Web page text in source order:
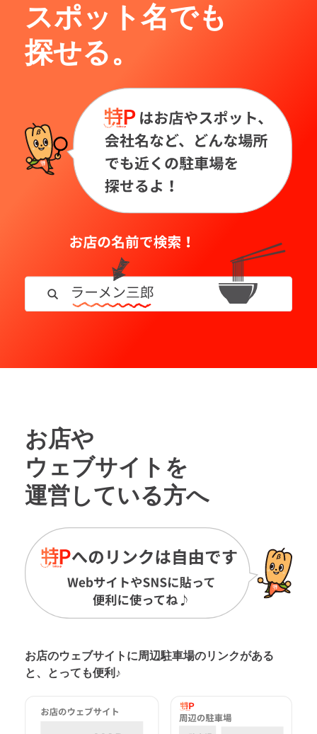
スポット名でも
探せる。
お店や
ウェブサイトを
運営している方へ
お店のウェブサイトに周辺駐車場のリンクがある
と、とっても便利♪